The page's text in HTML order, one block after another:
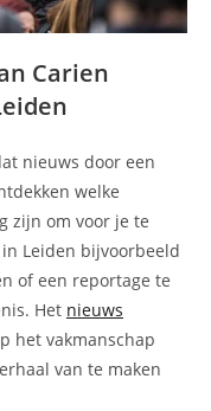
Carien
nieuws door een
welke
zijn om voor je te
Leiden bijvoorbeeld
of een reportage te
Het nieuws
het vakmanschap
van te maken